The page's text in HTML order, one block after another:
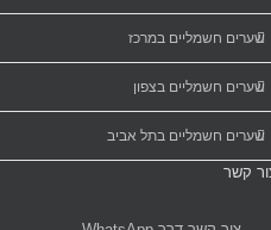
שערים חשמליים במרכז
שערים חשמליים בצפון
שערים חשמליים בתל אביב
קשר